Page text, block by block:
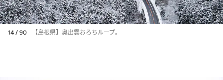
14 / 90 【島根県】奥出雲おろちループ。